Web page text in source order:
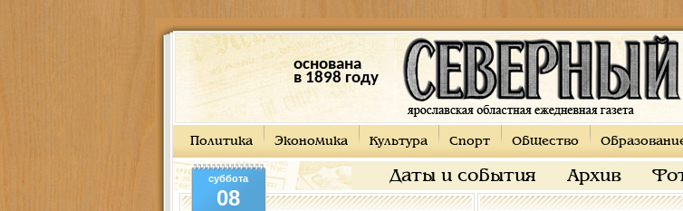
основана
в 1898 году
Политика Экономика Культура Спорт Общество
Даты и события Архив
суббота
08